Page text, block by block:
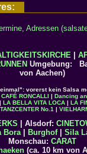
Adressen
Umgebung:
von Aachen)
vorerst kein Salsa
CAFÉ RONCALLI | Dancing
LA BELLA VITA LOCA| LA
TANZCENTER No.1 |
| Alsdorf:
Bora| Burghof| Sila
Monschau: CARAT
(ca. 10 km von